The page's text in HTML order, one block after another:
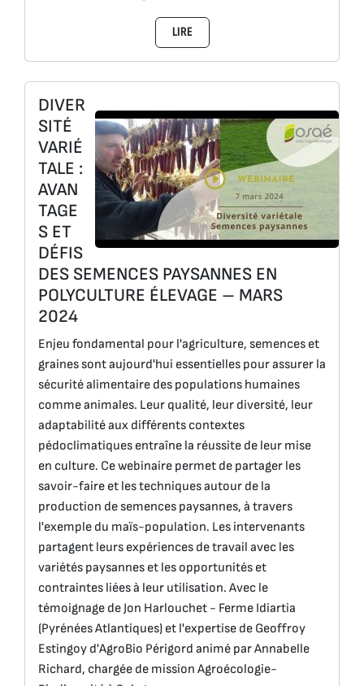
LIRE
DIVER
SITÉ
VARIÉ
TALE :
AVAN
TAGE
S ET
DÉFIS
DES SEMENCES PAYSANNES EN
POLYCULTURE ÉLEVAGE – MARS
2024
Enjeu fondamental pour l'agriculture, semences et
graines sont aujourd'hui essentielles pour assurer la
sécurité alimentaire des populations humaines
comme animales. Leur qualité, leur diversité, leur
adaptabilité aux différents contextes
pédoclimatiques entraîne la réussite de leur mise
en culture. Ce webinaire permet de partager les
savoir-faire et les techniques autour de la
production de semences paysannes, à travers
l'exemple du maïs-population. Les intervenants
partagent leurs expériences de travail avec les
variétés paysannes et les opportunités et
contraintes liées à leur utilisation. Avec le
témoignage de Jon Harlouchet - Ferme Idiartia
(Pyrénées Atlantiques) et l'expertise de Geoffroy
Estingoy d'AgroBio Périgord animé par Annabelle
Richard, chargée de mission Agroécologie-